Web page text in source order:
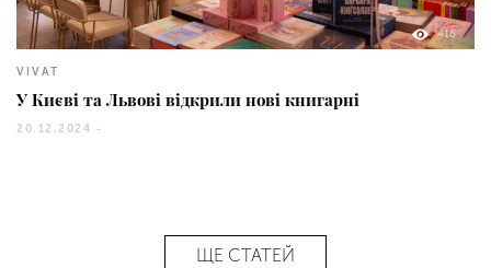
416
VIVAT
У Києві та Львові відкрили нові книгарні
20.12.2024 -
ЩЕ СТАТЕЙ